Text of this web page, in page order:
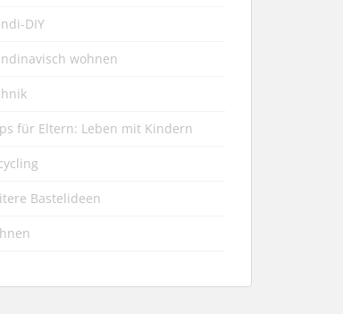
DIY
wohnen
für Eltern: Leben mit Kindern
Bastelideen